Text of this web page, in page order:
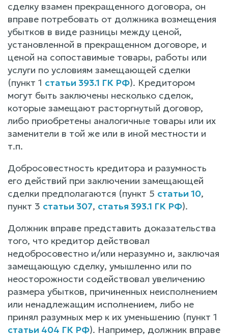
сделку взамен прекращенного договора, он
вправе потребовать от должника возмещения
убытков в виде разницы между ценой,
установленной в прекращенном договоре, и
ценой на сопоставимые товары, работы или
услуги по условиям замещающей сделки
(пункт 1 статьи 393.1 ГК РФ). Кредитором
могут быть заключены несколько сделок,
которые замещают расторгнутый договор,
либо приобретены аналогичные товары или их
заменители в той же или в иной местности и
т.п.
Добросовестность кредитора и разумность
его действий при заключении замещающей
сделки предполагаются (пункт 5 статьи 10,
пункт 3 статьи 307, статья 393.1 ГК РФ).
Должник вправе представить доказательства
того, что кредитор действовал
недобросовестно и/или неразумно и, заключая
замещающую сделку, умышленно или по
неосторожности содействовал увеличению
размера убытков, причиненных неисполнением
или ненадлежащим исполнением, либо не
принял разумных мер к их уменьшению (пункт 1
статьи 404 ГК РФ). Например, должник вправе